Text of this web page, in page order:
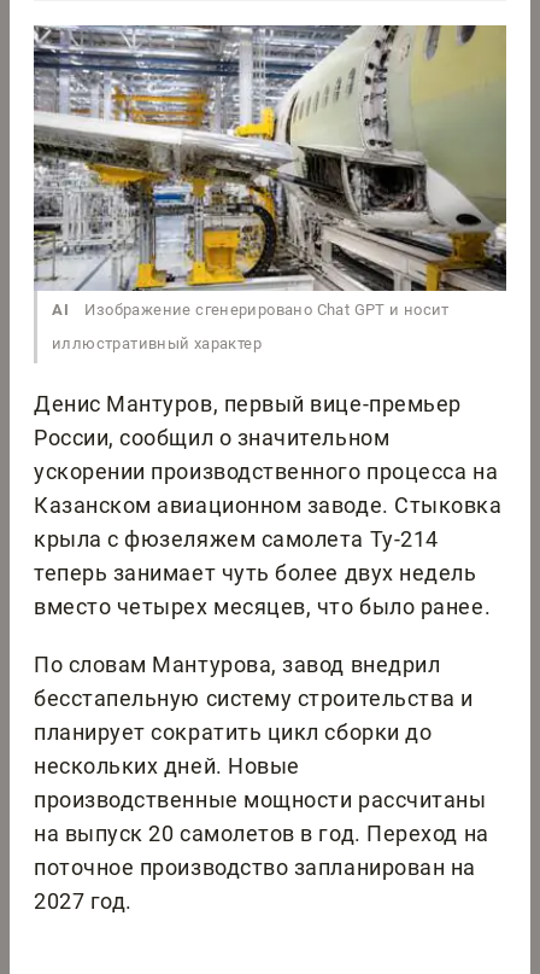
AI
Изображение сгенерировано Chat GPT и носит
иллюстративный характер
Денис Мантуров, первый вице-премьер
России, сообщил о значительном
ускорении производственного процесса на
Казанском авиационном заводе. Стыковка
крыла с фюзеляжем самолета Ту-214
теперь занимает чуть более двух недель
вместо четырех месяцев, что было ранее.
По словам Мантурова, завод внедрил
бесстапельную систему строительства и
планирует сократить цикл сборки до
нескольких дней. Новые
производственные мощности рассчитаны
на выпуск 20 самолетов в год. Переход на
поточное производство запланирован на
2027 год.